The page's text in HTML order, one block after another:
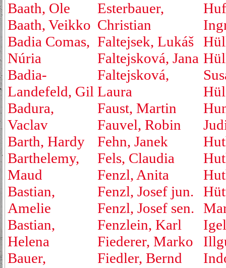
Baath, Ole
Baath, Veikko
Badia Comas,
Núria
Badia-
Landefeld, Gil
Badura,
Vaclav
Barth, Hardy
Barthelemy,
Maud
Bastian,
Amelie
Bastian,
Helena
Bauer,
Esterbauer,
Christian
Faltejsek, Lukáš
Faltejsková, Jana
Faltejsková,
Laura
Faust, Martin
Fauvel, Robin
Fehn, Janek
Fels, Claudia
Fenzl, Anita
Fenzl, Josef jun.
Fenzl, Josef sen.
Fenzlein, Karl
Fiederer, Marko
Fiedler, Bernd